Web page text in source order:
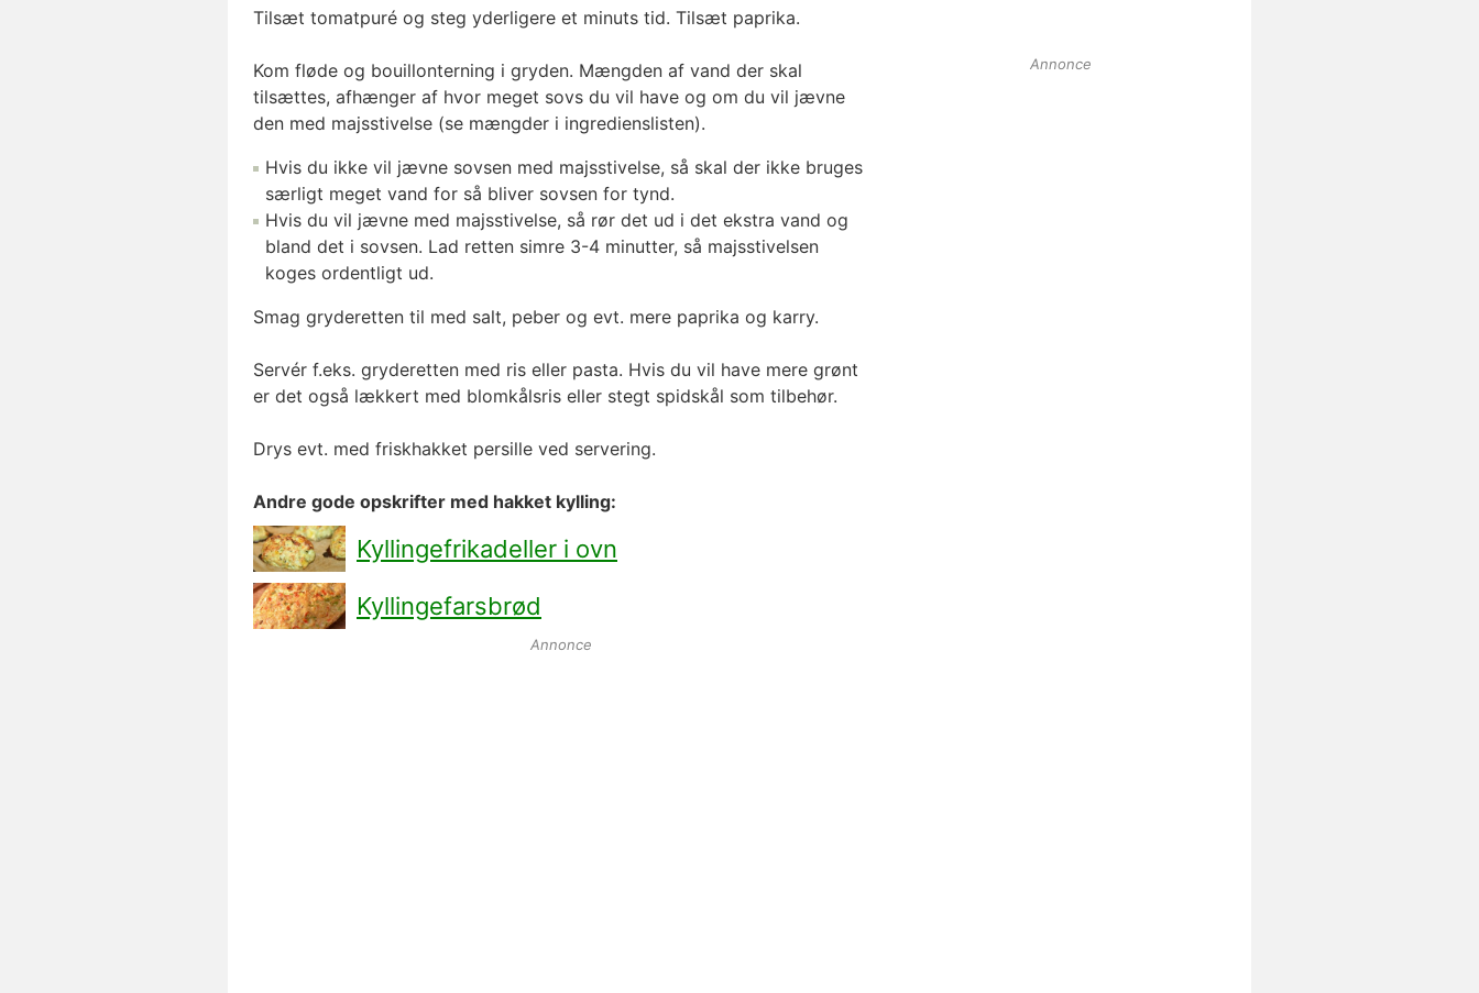
Tilsæt tomatpuré og steg yderligere et minuts tid. Tilsæt paprika.
Kom fløde og bouillonterning i gryden. Mængden af vand der skal
tilsættes, afhænger af hvor meget sovs du vil have og om du vil jævne
den med majsstivelse (se mængder i ingredienslisten).
Hvis du ikke vil jævne sovsen med majsstivelse, så skal der ikke bruges
særligt meget vand for så bliver sovsen for tynd.
Hvis du vil jævne med majsstivelse, så rør det ud i det ekstra vand og
bland det i sovsen. Lad retten simre 3-4 minutter, så majsstivelsen
koges ordentligt ud.
Smag gryderetten til med salt, peber og evt. mere paprika og karry.
Servér f.eks. gryderetten med ris eller pasta. Hvis du vil have mere grønt
er det også lækkert med blomkålsris eller stegt spidskål som tilbehør.
Drys evt. med friskhakket persille ved servering.
Andre gode opskrifter med hakket kylling:
Kyllingefrikadeller i ovn
Kyllingefarsbrød
Annonce
Annonce